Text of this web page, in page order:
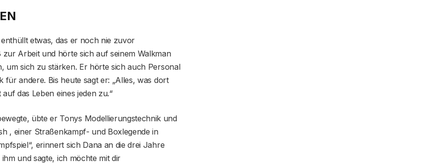
etwas, das er noch nie zuvor
Arbeit und hörte sich auf seinem Walkman
um sich zu stärken. Er hörte sich auch Personal
andere. Bis heute sagt er: „Alles, was dort
das Leben eines jeden zu.“
übte er Tonys Modellierungstechnik und
, einer Straßenkampf- und Boxlegende in
erinnert sich Dana an die drei Jahre
und sagte, ich möchte mit dir